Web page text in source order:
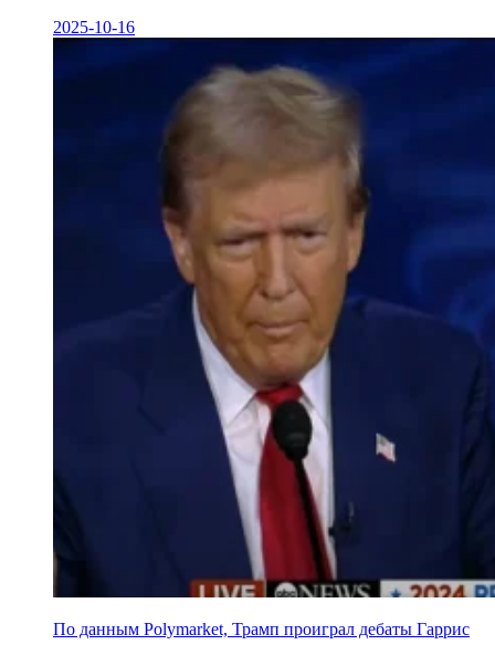
2025-10-16
По данным Polymarket, Трамп проиграл дебаты Гаррис